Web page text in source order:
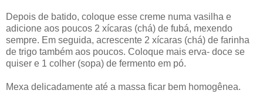
Depois de batido, coloque esse creme numa vasilha e
adicione aos poucos 2 xícaras (chá) de fubá, mexendo
sempre. Em seguida, acrescente 2 xícaras (chá) de farinha
de trigo também aos poucos. Coloque mais erva- doce se
quiser e 1 colher (sopa) de fermento em pó.
Mexa delicadamente até a massa ficar bem homogênea.